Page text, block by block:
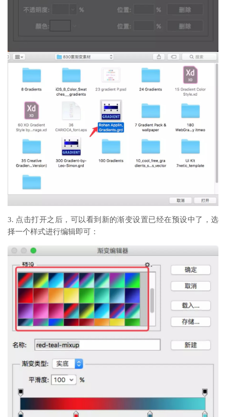
3. 点击打开之后，可以看到新的渐变设置已经在预设中了，选
择一个样式进行编辑即可：